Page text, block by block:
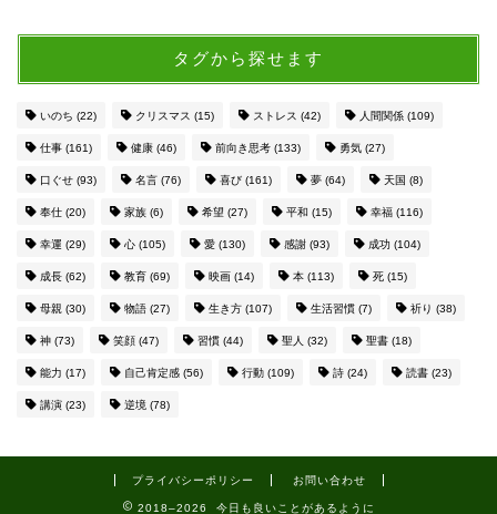
タグから探せます
いのち (22) クリスマス (15) ストレス (42) 人間関係 (109)
仕事 (161) 健康 (46) 前向き思考 (133) 勇気 (27)
口ぐせ (93) 名言 (76) 喜び (161) 夢 (64) 天国 (8)
奉仕 (20) 家族 (6) 希望 (27) 平和 (15) 幸福 (116)
幸運 (29) 心 (105) 愛 (130) 感謝 (93) 成功 (104)
成長 (62) 教育 (69) 映画 (14) 本 (113) 死 (15)
母親 (30) 物語 (27) 生き方 (107) 生活習慣 (7) 祈り (38)
神 (73) 笑顔 (47) 習慣 (44) 聖人 (32) 聖書 (18)
能力 (17) 自己肯定感 (56) 行動 (109) 詩 (24) 読書 (23)
講演 (23) 逆境 (78)
プライバシーポリシー お問い合わせ
2018–2026 今日も良いことがあるように